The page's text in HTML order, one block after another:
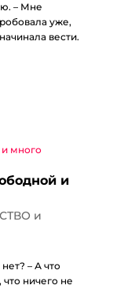
– Мне
уже,
вести.
и
и
– А что
ничего не